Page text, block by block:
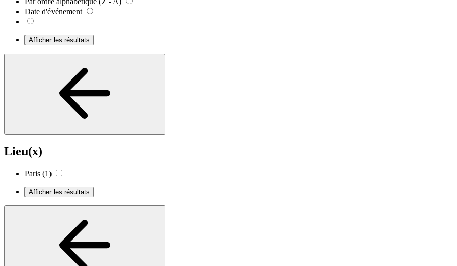
Date d'événement
Afficher les résultats
Lieu(x)
Paris (1)
Afficher les résultats